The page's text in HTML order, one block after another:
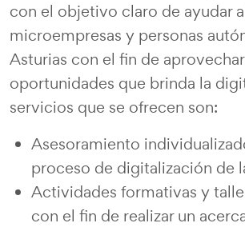
con el objetivo claro de ayudar
microempresas y personas
Asturias con el fin de
oportunidades que brinda la
servicios que se ofrecen son:
Asesoramiento
proceso de digitalización de
Actividades formativas y
con el fin de realizar un